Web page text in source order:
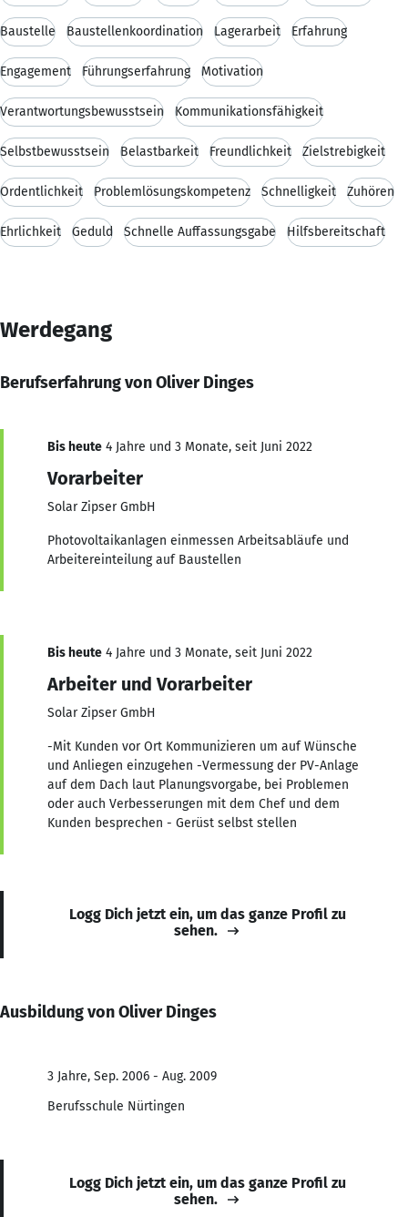
Baustelle Baustellenkoordination Lagerarbeit Erfahrung
Engagement Führungserfahrung Motivation
Verantwortungsbewusstsein Kommunikationsfähigkeit
Selbstbewusstsein Belastbarkeit Freundlichkeit Zielstrebigkeit
Ordentlichkeit Problemlösungskompetenz Schnelligkeit Zuhören
Ehrlichkeit Geduld Schnelle Auffassungsgabe Hilfsbereitschaft
Werdegang
Berufserfahrung von Oliver Dinges
Bis heute 4 Jahre und 3 Monate, seit Juni 2022
Vorarbeiter
Solar Zipser GmbH
Photovoltaikanlagen einmessen Arbeitsabläufe und
Arbeitereinteilung auf Baustellen
Bis heute 4 Jahre und 3 Monate, seit Juni 2022
Arbeiter und Vorarbeiter
Solar Zipser GmbH
-Mit Kunden vor Ort Kommunizieren um auf Wünsche
und Anliegen einzugehen -Vermessung der PV-Anlage
auf dem Dach laut Planungsvorgabe, bei Problemen
oder auch Verbesserungen mit dem Chef und dem
Kunden besprechen - Gerüst selbst stellen
Logg Dich jetzt ein, um das ganze Profil zu
sehen.
Ausbildung von Oliver Dinges
3 Jahre, Sep. 2006 - Aug. 2009
Berufsschule Nürtingen
Logg Dich jetzt ein, um das ganze Profil zu
sehen.